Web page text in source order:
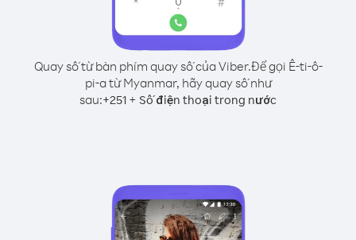
Quay số từ bàn phím quay số của Viber.Để gọi Ê-ti-ô-
pi-a từ Myanmar, hãy quay số như
sau:+251 + Số điện thoại trong nước